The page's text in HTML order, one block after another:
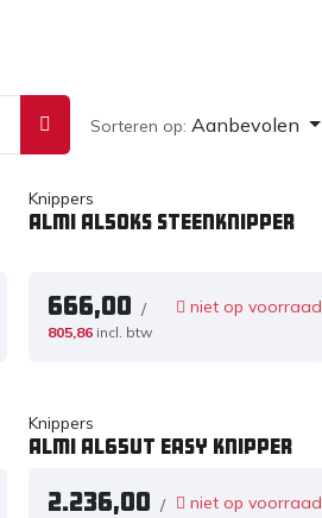
Sorteren op: Aanbevolen
Knippers
Almi AL50KS steenknipper
666,00 /
805,86 incl. btw
niet op voorraad
Knippers
Almi AL65UT Easy knipper
2.236,00 / niet op voorraad